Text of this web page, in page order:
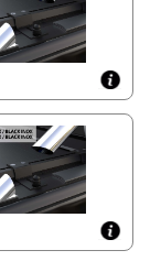
seca e
dupla
Folhas e
ele gerencia
condições
que